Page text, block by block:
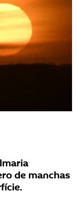
de manchas